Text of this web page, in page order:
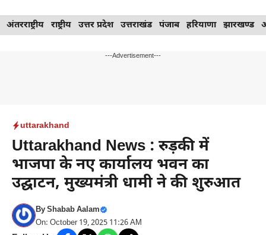
Skip
to
अंतरराष्ट्रीय राष्ट्रीय उत्तर प्रदेश उत्तराखंड पंजाब हरियाणा झारखण्ड
---Advertisement---
uttarakhand
Uttarakhand News : रुड़की में
भाजपा के नए कार्यालय भवन का
उद्घाटन, मुख्यमंत्री धामी ने की शुरुआत
ByShabab Aalam
On: October 19, 2025 11:26 AM